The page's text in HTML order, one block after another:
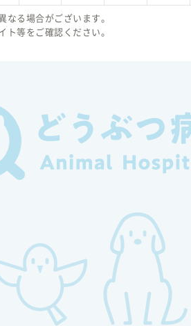
る場合がございます。
ト等をご確認ください。